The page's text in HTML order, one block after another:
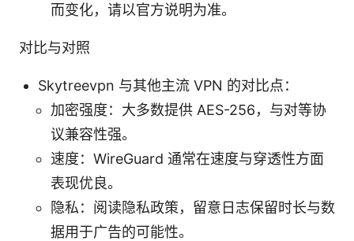
而变化，请以官方说明为准。
对比与对照
Skytreevpn 与其他主流 VPN 的对比点：
加密强度：大多数提供 AES-256，与对等协
议兼容性强。
速度：WireGuard 通常在速度与穿透性方面
表现优良。
隐私：阅读隐私政策，留意日志保留时长与数
据用于广告的可能性。